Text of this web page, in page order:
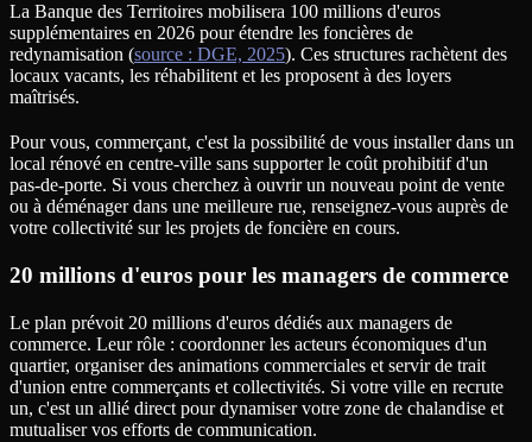
La Banque des Territoires mobilisera 100 millions d'euros
supplémentaires en 2026 pour étendre les foncières de
redynamisation (source : DGE, 2025). Ces structures rachètent des
locaux vacants, les réhabilitent et les proposent à des loyers
maîtrisés.
Pour vous, commerçant, c'est la possibilité de vous installer dans un
local rénové en centre-ville sans supporter le coût prohibitif d'un
pas-de-porte. Si vous cherchez à ouvrir un nouveau point de vente
ou à déménager dans une meilleure rue, renseignez-vous auprès de
votre collectivité sur les projets de foncière en cours.
20 millions d'euros pour les managers de commerce
Le plan prévoit 20 millions d'euros dédiés aux managers de
commerce. Leur rôle : coordonner les acteurs économiques d'un
quartier, organiser des animations commerciales et servir de trait
d'union entre commerçants et collectivités. Si votre ville en recrute
un, c'est un allié direct pour dynamiser votre zone de chalandise et
mutualiser vos efforts de communication.